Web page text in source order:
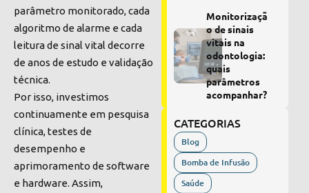
parâmetro monitorado, cada
algoritmo de alarme e cada
leitura de sinal vital decorre
de anos de estudo e validação
técnica.
Por isso, investimos
continuamente em pesquisa
clínica, testes de
desempenho e
aprimoramento de software
e hardware. Assim,
Monitorizaçã
o de sinais
vitais na
odontologia:
quais
parâmetros
acompanhar?
CATEGORIAS
Blog
Bomba de Infusão
Saúde